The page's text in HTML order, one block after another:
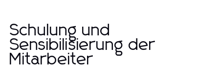
Schulung und
Sensibilisierung der
Mitarbeiter